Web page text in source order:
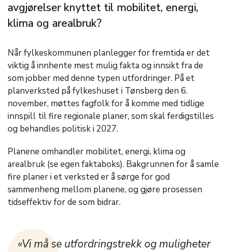
avgjørelser knyttet til mobilitet, energi,
klima og arealbruk?
Når fylkeskommunen planlegger for fremtida er det
viktig å innhente mest mulig fakta og innsikt fra de
som jobber med denne typen utfordringer. På et
planverksted på fylkeshuset i Tønsberg den 6.
november, møttes fagfolk for å komme med tidlige
innspill til fire regionale planer, som skal ferdigstilles
og behandles politisk i 2027.
Planene omhandler mobilitet, energi, klima og
arealbruk (se egen faktaboks). Bakgrunnen for å samle
fire planer i et verksted er å sørge for god
sammenheng mellom planene, og gjøre prosessen
tidseffektiv for de som bidrar.
«Vi må se utfordringstrekk og muligheter